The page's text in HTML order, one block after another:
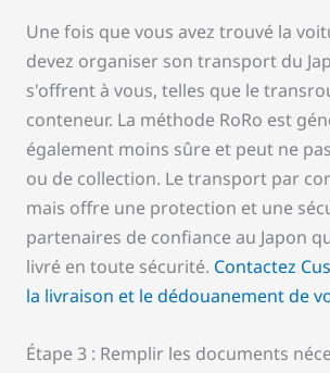
Une fois que vous avez trouvé la
devez organiser son transport du
s'offrent à vous, telles que le
conteneur. La méthode RoRo est
également moins sûre et peut ne
ou de collection. Le transport par
mais offre une protection et une
partenaires de confiance au Japon
livré en toute sécurité. Contactez
la livraison et le dédouanement de
Étape 3 : Remplir les documents